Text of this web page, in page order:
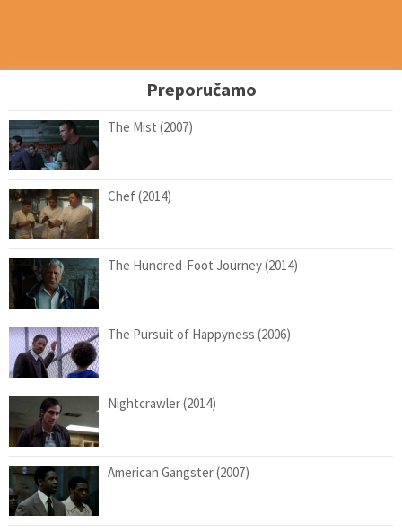
Preporučamo
The Mist (2007)
Chef (2014)
The Hundred-Foot Journey (2014)
The Pursuit of Happyness (2006)
Nightcrawler (2014)
American Gangster (2007)